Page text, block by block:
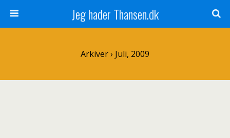
Jeg hader Thansen.dk
Arkiver › Juli, 2009